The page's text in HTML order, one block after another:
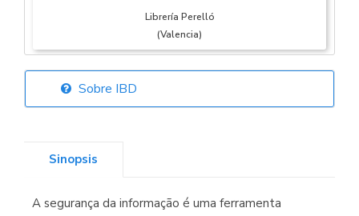
Librería Perelló
(Valencia)
Librería Elías
Librería Kolima
Sobre IBD
Sinopsis
A segurança da informação é uma ferramenta